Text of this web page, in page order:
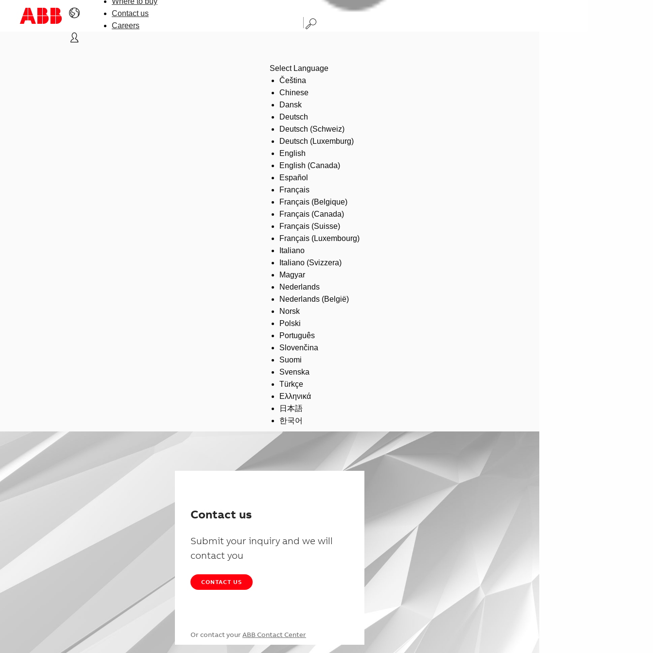
Contact us
Careers
Select Language
Čeština
Chinese
Dansk
Deutsch
Deutsch (Schweiz)
Deutsch (Luxemburg)
English
English (Canada)
Español
Français
Français (Belgique)
Français (Canada)
Français (Suisse)
Français (Luxembourg)
Italiano
Italiano (Svizzera)
Magyar
Nederlands
Nederlands (België)
Norsk
Polski
Português
Slovenčina
Suomi
Svenska
Türkçe
Ελληνικά
日本語
한국어
Contact us
Submit your inquiry and we will
contact you
CONTACT US
Or contact your ABB Contact Center